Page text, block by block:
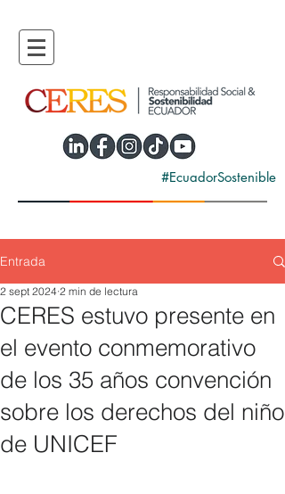
#EcuadorSostenible
Entrada
CERES estuvo presente en
el evento conmemorativo
de los 35 años convención
sobre los derechos del niño
de UNICEF
2 sept 2024 2 min de lectura